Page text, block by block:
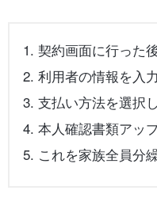
契約画面に行った
利用者の情報を入力
支払い方法を選択
本人確認書類アッ
これを家族全員分